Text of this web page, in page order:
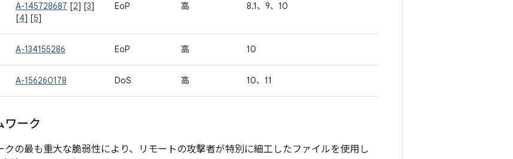
A-145728687 [2] [3]
[4] [5]
EoP 高 8.1、9、10
A-134155286 EoP 高 10
A-156260178 DoS 高 10、11
ワーク
クの最も重大な脆弱性により、リモートの攻撃者が特別に細工したファイルを使用し